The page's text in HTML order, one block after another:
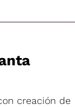
creación de